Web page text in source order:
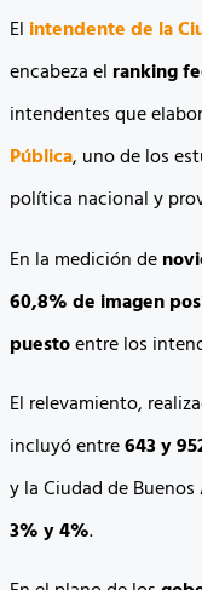
Elintendente de la
encabeza el ranking
intendentes que
Pública, uno de los
política nacional y
En la medición de
60,8% de imagen
puestoentre los
El relevamiento,
incluyó entre643 y
y la Ciudad de
3% y 4%.